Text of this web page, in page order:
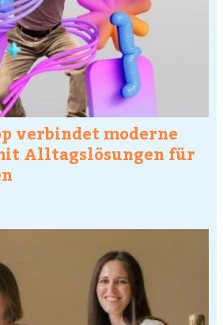
verbindet moderne
Alltagslösungen für